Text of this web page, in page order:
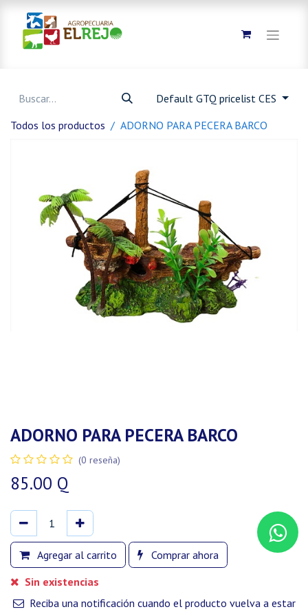
Default GTQ pricelist CES
Todos los productos
ADORNO PARA PECERA BARCO
ADORNO PARA PECERA BARCO
(0 reseña)
85.00 Q
Agregar al carrito
Comprar ahora
Sin existencias
Reciba una notificación cuando el producto vuelva a estar